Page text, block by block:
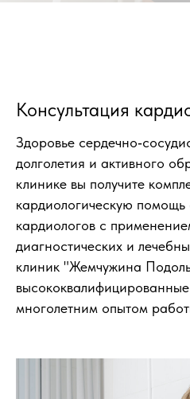
Консультация
Здоровье
долголетия и активного
клинике вы получите
кардиологическую
кардиологов с
диагностических и
клиник "Жемчужина
многолетним опытом